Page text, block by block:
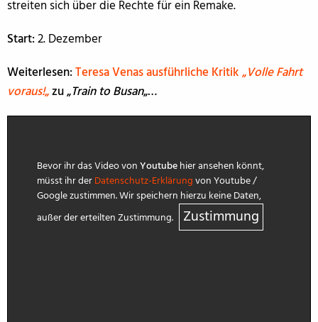
streiten sich über die Rechte für ein Remake.
Start:2. Dezember
Weiterlesen:Teresa Venas ausführliche Kritik „Volle Fahrt
voraus!„zu „Train to Busan„…
Bevor ihr das Video vonYoutubehier ansehen könnt,
müsst ihr derDatenschutz-Erklärungvon Youtube /
Google zustimmen. Wir speichern hierzu keine Daten,
außer der erteilten Zustimmung.
Zustimmung